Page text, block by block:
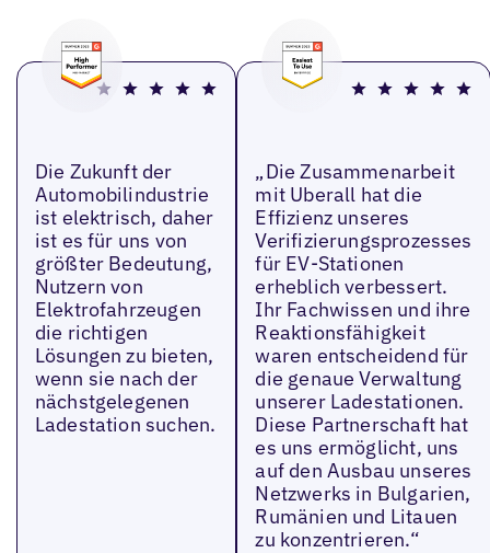
Die Zukunft der
Automobilindustrie
ist elektrisch, daher
ist es für uns von
größter Bedeutung,
Nutzern von
Elektrofahrzeugen
die richtigen
Lösungen zu bieten,
wenn sie nach der
nächstgelegenen
Ladestation suchen.
„Die Zusammenarbeit
mit Uberall hat die
Effizienz unseres
Verifizierungsprozesses
für EV-Stationen
erheblich verbessert.
Ihr Fachwissen und ihre
Reaktionsfähigkeit
waren entscheidend für
die genaue Verwaltung
unserer Ladestationen.
Diese Partnerschaft hat
es uns ermöglicht, uns
auf den Ausbau unseres
Netzwerks in Bulgarien,
Rumänien und Litauen
zu konzentrieren.“